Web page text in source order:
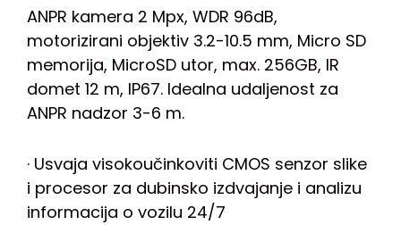
ANPR kamera 2 Mpx, WDR 96dB,
motorizirani objektiv 3.2-10.5 mm, Micro SD
memorija, MicroSD utor, max. 256GB, IR
domet 12 m, IP67. Idealna udaljenost za
ANPR nadzor 3-6 m.
· Usvaja visokoučinkoviti CMOS senzor slike
i procesor za dubinsko izdvajanje i analizu
informacija o vozilu 24/7